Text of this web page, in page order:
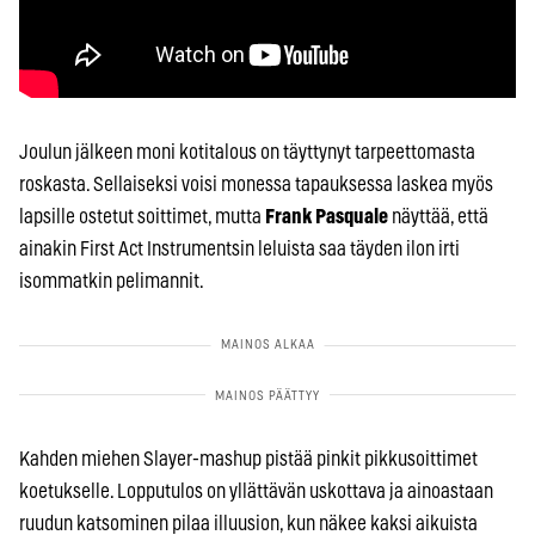
Joulun jälkeen moni kotitalous on täyttynyt tarpeettomasta
roskasta. Sellaiseksi voisi monessa tapauksessa laskea myös
lapsille ostetut soittimet, mutta Frank Pasquale näyttää, että
ainakin First Act Instrumentsin leluista saa täyden ilon irti
isommatkin pelimannit.
Kahden miehen Slayer-mashup pistää pinkit pikkusoittimet
koetukselle. Lopputulos on yllättävän uskottava ja ainoastaan
ruudun katsominen pilaa illuusion, kun näkee kaksi aikuista